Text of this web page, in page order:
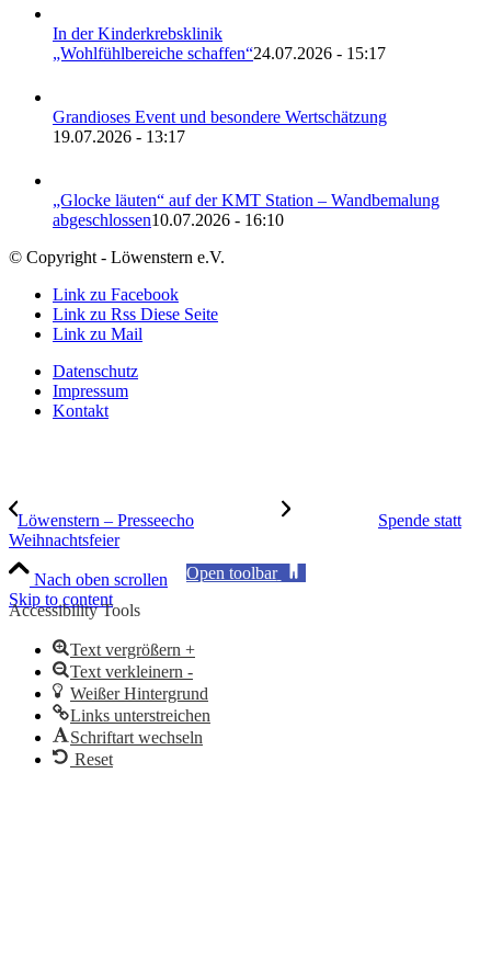
In der Kinderkrebsklinik
„Wohlfühlbereiche schaffen“24.07.2026 - 15:17
Grandioses Event und besondere Wertschätzung
19.07.2026 - 13:17
„Glocke läuten“ auf der KMT Station – Wandbemalung
abgeschlossen10.07.2026 - 16:10
© Copyright - Löwenstern e.V.
Link zu Facebook
Link zu Rss Diese Seite
Link zu Mail
Datenschutz
Impressum
Kontakt
Löwenstern – Presseecho
Spende statt
Weihnachtsfeier
Nach oben scrollen
Skip to content
Open toolbar
Accessibility Tools
Text vergrößern +
Text verkleinern -
Weißer Hintergrund
Links unterstreichen
Schriftart wechseln
Reset